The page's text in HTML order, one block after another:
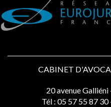
CABINET
20 avenue
Tél : 05 57 55 87 30